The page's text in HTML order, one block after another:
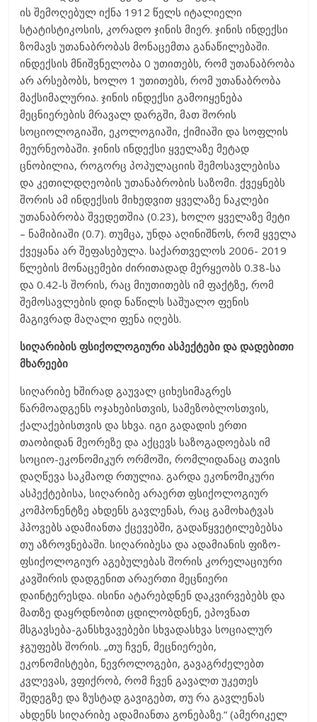
ის შემოღებულ იქნა 1912 წელს იტალიელი
სტატისტიკოსის, კორადო ჯინის მიერ. ჯინის ინდექსი
ზომავს უთანაბრობას მონაცემთა განაწილებაში.
ინდექსის მნიშვნელობა 0 უთითებს, რომ უთანაბრობა
არ არსებობს, ხოლო 1 უთითებს, რომ უთანაბრობა
მაქსიმალურია. ჯინის ინდექსი გამოიყენება
მეცნიერების მრავალ დარგში, მათ შორის
სოციოლოგიაში, ეკოლოგიაში, ქიმიაში და სოფლის
მეურნეობაში. ჯინის ინდექსი ყველაზე მეტად
ცნობილია, როგორც პოპულაციის შემოსავლებისა
და კეთილდღეობის უთანაბრობის საზომი. ქვეყნებს
შორის ამ ინდექსის მიხედვით ყველაზე ნაკლები
უთანაბრობა შვედეთშია (0.23), ხოლო ყველაზე მეტი
– ნამიბიაში (0.7). თუმცა, უნდა აღინიშნოს, რომ ყველა
ქვეყანა არ შეფასებულა. საქართველოს 2006- 2019
წლების მონაცემები ძირითადად მერყეობს 0.38-სა
და 0.42-ს შორის, რაც მიუთითებს იმ ფაქტზე, რომ
შემოსავლების დიდ ნაწილს საშუალო ფენის
მაგივრად მაღალი ფენა იღებს.
სიღარიბის ფსიქოლოგიური ასპექტები და დადებითი
მხარეები
სიღარიბე ხშირად გაუვალ ციხესიმაგრეს
წარმოადგენს ოჯახებისთვის, სამეზობლოსთვის,
ქალაქებისთვის და სხვა. იგი გადადის ერთი
თაობიდან მეორეზე და აქცევს საზოგადოებას იმ
სოციო-ეკონომიკურ ორმოში, რომლიდანაც თავის
დაღწევა საკმაოდ რთულია. გარდა ეკონომიკური
ასპექტებისა, სიღარიბე არაერთ ფსიქოლოგიურ
კომპონენტზე ახდენს გავლენას, რაც გამოხატვას
ჰპოვებს ადამიანთა ქცევებში, გადაწყვეტილებებსა
თუ აზროვნებაში. სიღარიბესა და ადამიანის ფიზო-
ფსიქოლოგიურ აგებულებას შორის კორელაციური
კავშირის დადგენით არაერთი მეცნიერი
დაინტერესდა. ისინი ატარებდნენ დაკვირვებებს და
მათზე დაყრდნობით ცდილობდნენ, ეპოვნათ
მსგავსება-განსხვავებები სხვადასხვა სოციალურ
ჯგუფებს შორის. „თუ ჩვენ, მეცნიერები,
ეკონომისტები, ნევროლოგები, გავაგრძელებთ
კვლევას, ვფიქრობ, რომ ჩვენ გავალთ უკეთეს
შედეგზე და ზუსტად გავიგებთ, თუ რა გავლენას
ახდენს სიღარიბე ადამიანთა გონებაზე.“ (ამერიკელ